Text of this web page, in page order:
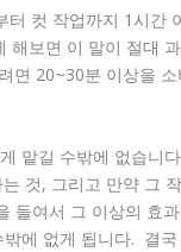
컷 작업까지 1시간
보면 이 말이 절대
20~30분 이상을
맡길 수밖에 없습니
것, 그리고 만약 그
여서 그 이상의 효
에 없게 됩니다. 결